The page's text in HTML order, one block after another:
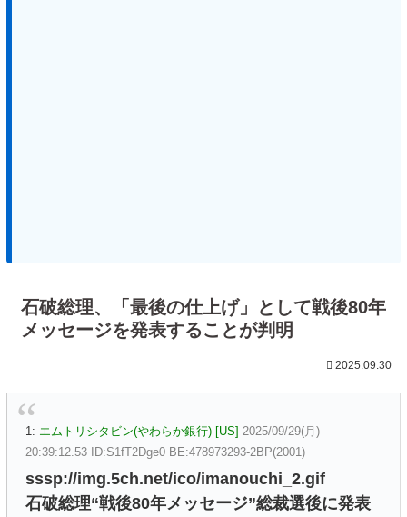
石破総理、「最後の仕上げ」として戦後80年
メッセージを発表することが判明
2025.09.30
1: エムトリシタビン(やわらか銀行) [US] 2025/09/29(月)
20:39:12.53 ID:S1fT2Dge0 BE:478973293-2BP(2001)
sssp://img.5ch.net/ico/imanouchi_2.gif
石破総理“戦後80年メッセージ”総裁選後に発表